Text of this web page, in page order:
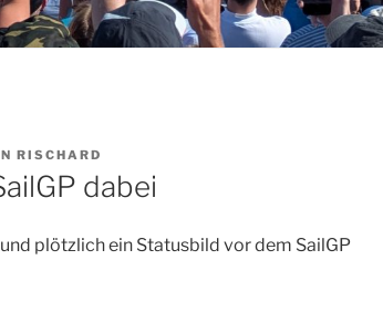
RISCHARD
dabei
plötzlich ein Statusbild vor dem SailGP